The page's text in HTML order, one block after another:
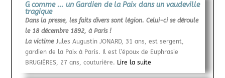
G comme ... un Gardien de la Paix dans un vaudeville
tragique
Dans la presse, les faits divers sont légion. Celui-ci se déroule
le 18 décembre 1892, à Paris !
La victime Jules Augustin JONARD, 31 ans, est sergent,
gardien de la Paix à Paris. Il est l’époux de Euphrasie
BRUGIÈRES, 27 ans, couturière. Lire la suite